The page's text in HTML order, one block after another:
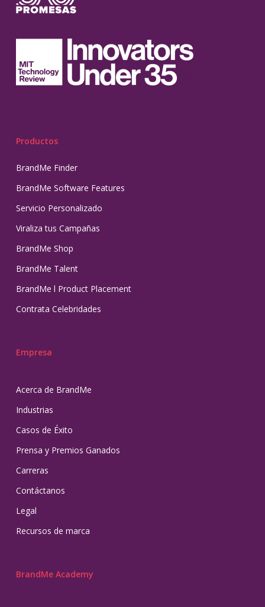
Productos
BrandMe Finder
BrandMe Software Features
Servicio Personalizado
Viraliza tus Campañas
BrandMe Shop
BrandMe Talent
BrandMe l Product Placement
Contrata Celebridades
Empresa
Acerca de BrandMe
Industrias
Casos de Éxito
Prensa y Premios Ganados
Carreras
Contáctanos
Legal
Recursos de marca
BrandMe Academy